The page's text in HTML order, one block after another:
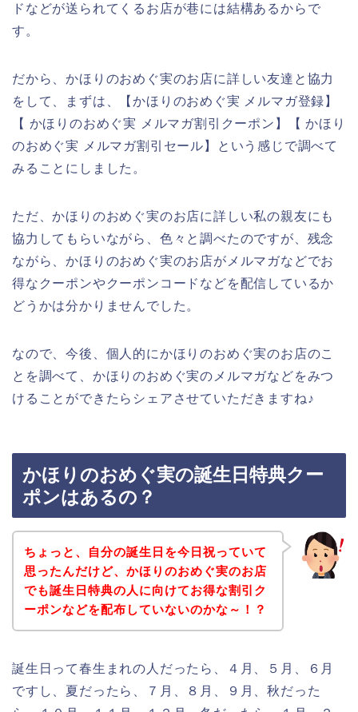
ドなどが送られてくるお店が巷には結構あるからで
す。
だから、かほりのおめぐ実のお店に詳しい友達と協力
をして、まずは、【かほりのおめぐ実 メルマガ登録】
【 かほりのおめぐ実 メルマガ割引クーポン】【 かほり
のおめぐ実 メルマガ割引セール】という感じで調べて
みることにしました。
ただ、かほりのおめぐ実のお店に詳しい私の親友にも
協力してもらいながら、色々と調べたのですが、残念
ながら、かほりのおめぐ実のお店がメルマガなどでお
得なクーポンやクーポンコードなどを配信しているか
どうかは分かりませんでした。
なので、今後、個人的にかほりのおめぐ実のお店のこ
とを調べて、かほりのおめぐ実のメルマガなどをみつ
けることができたらシェアさせていただきますね♪
かほりのおめぐ実の誕生日特典クー
ポンはあるの？
ちょっと、自分の誕生日を今日祝っていて
思ったんだけど、かほりのおめぐ実のお店
でも誕生日特典の人に向けてお得な割引ク
ーポンなどを配布していないのかな～！？
誕生日って春生まれの人だったら、４月、５月、６月
ですし、夏だったら、７月、８月、９月、秋だった